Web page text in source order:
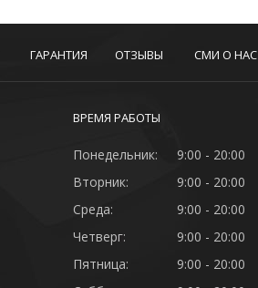
ГАРАНТИЯ ОТЗЫВЫ СМИ О НАС
ВРЕМЯ РАБОТЫ
Понедельник:
9:00 - 20:00
Вторник:
9:00 - 20:00
Среда:
9:00 - 20:00
Четверг:
9:00 - 20:00
Пятница:
9:00 - 20:00